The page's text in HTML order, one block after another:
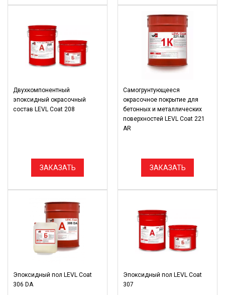
Двухкомпонентный
эпоксидный окрасочный
состав LEVL Coat 208
ЗАКАЗАТЬ
Самогрунтующееся
окрасочное покрытие для
бетонных и металлических
поверхностей LEVL Coat 221
AR
ЗАКАЗАТЬ
Эпоксидный пол LEVL Coat
306 DA
Эпоксидный пол LEVL Coat
307